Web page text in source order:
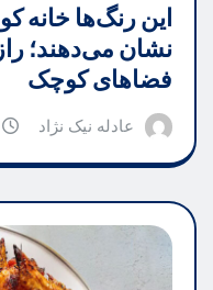
این رنگ‌ها خانه
نشان می‌دهند؛
فضاهای کوچک
عادله نیک نژاد